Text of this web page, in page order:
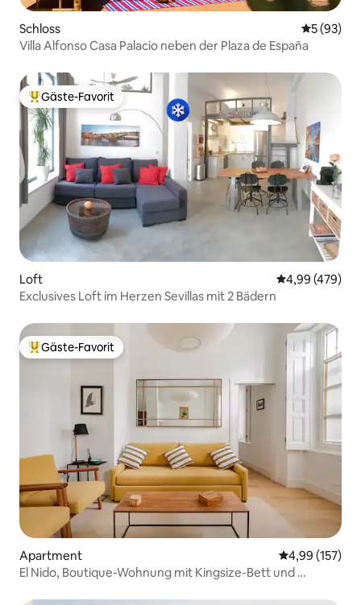
Schloss
5 (93)
Villa Alfonso Casa Palacio neben der Plaza de España
Beliebter Gäste-Favorit.
Gäste-Favorit
Loft
4,99 (479)
Exclusives Loft im Herzen Sevillas mit 2 Bädern
Beliebter Gäste-Favorit.
Gäste-Favorit
Apartment
4,99 (157)
El Nido, Boutique-Wohnung mit Kingsize-Bett und …